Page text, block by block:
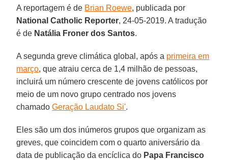
A reportagem é de Brian Roewe, publicada por
National Catholic Reporter, 24-05-2019. A tradução
é de Natália Froner dos Santos.
A segunda greve climática global, após a primeira em
março, que atraiu cerca de 1,4 milhão de pessoas,
incluirá um número crescente de jovens católicos por
meio de um novo grupo centrado nos jovens
chamadoGeração Laudato Si'.
Eles são um dos inúmeros grupos que organizam as
greves, que coincidem com o quarto aniversário da
data de publicação da encíclica do Papa Francisco